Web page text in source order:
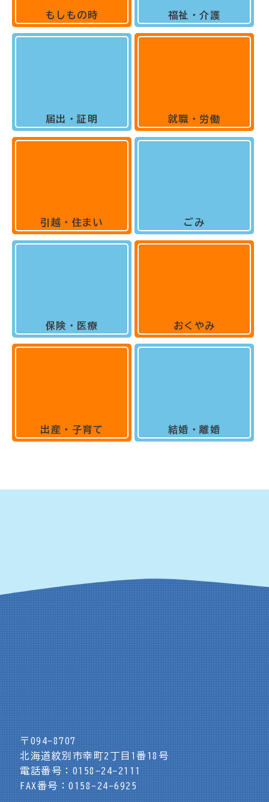
もしもの時
届出・証明
引越・住まい
保険・医療
出産・子育て
福祉・介護
就職・労働
ごみ
おくやみ
結婚・離婚
〒094-8707
北海道紋別市幸町2丁目1番18号
電話番号：0158-24-2111
FAX番号：0158-24-6925